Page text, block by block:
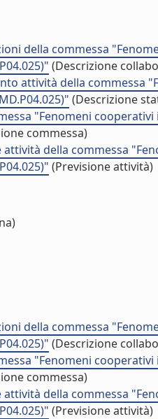
della commessa
(Descrizione
attività della commessa
(Descrizione
"Fenomeni
commessa)
attività della commessa
(Previsione attività)
della commessa
(Descrizione
"Fenomeni
commessa)
attività della commessa
(Previsione attività)